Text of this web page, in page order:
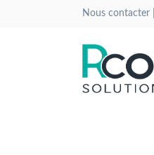
Nous contacter |